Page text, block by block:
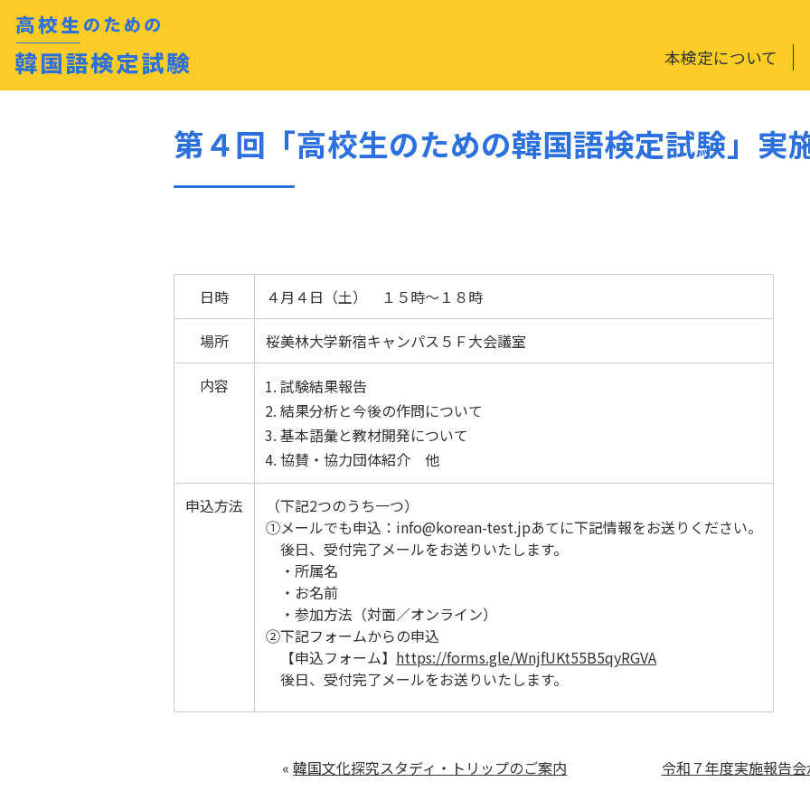
本検定について
第４回「高校生のための韓国語検定試験」実
日時 ４月４日（土） １５時～１８時
場所 桜美林大学新宿キャンパス５Ｆ大会議室
内容
試験結果報告
結果分析と今後の作問について
基本語彙と教材開発について
協賛・協力団体紹介 他
申込方法
（下記2つのうち一つ）
①メールでも申込：info@korean-test.jpあてに下記情報をお送りください。
後日、受付完了メールをお送りいたします。
・所属名
・お名前
・参加方法（対面／オンライン）
②下記フォームからの申込
【申込フォーム】 https://forms.gle/WnjfUKt55B5qyRGVA
後日、受付完了メールをお送りいたします。
«韓国文化探究スタディ・トリップのご案内 令和７年度実施報告